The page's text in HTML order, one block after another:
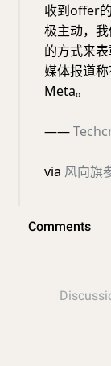
收到offer
极主动，
的方式来
媒体报道
Meta。
——
via 风向旗